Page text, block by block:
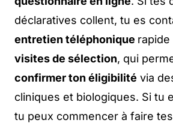
déclaratives collent, tu es
entretien téléphonique
visites de sélection, qui
confirmer ton éligibilité via
cliniques et biologiques. Si tu
tu peux commencer à faire